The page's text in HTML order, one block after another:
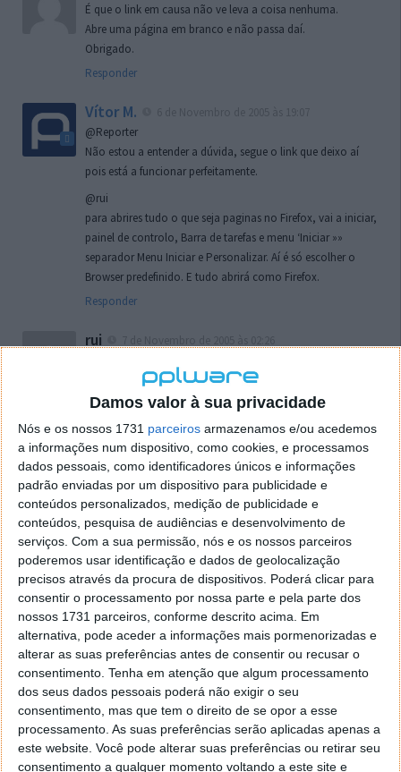
Damos valor à sua privacidade
Nós e os nossos 1731 parceiros armazenamos e/ou acedemos
a informações num dispositivo, como cookies, e processamos
dados pessoais, como identificadores únicos e informações
padrão enviadas por um dispositivo para publicidade e
conteúdos personalizados, medição de publicidade e
conteúdos, pesquisa de audiências e desenvolvimento de
serviços. Com a sua permissão, nós e os nossos parceiros
poderemos usar identificação e dados de geolocalização
precisos através da procura de dispositivos. Poderá clicar para
consentir o processamento por nossa parte e pela parte dos
nossos 1731 parceiros, conforme descrito acima. Em
alternativa, pode aceder a informações mais pormenorizadas e
alterar as suas preferências antes de consentir ou recusar o
consentimento. Tenha em atenção que algum processamento
dos seus dados pessoais poderá não exigir o seu
consentimento, mas que tem o direito de se opor a esse
processamento. As suas preferências serão aplicadas apenas a
este website. Você pode alterar suas preferências ou retirar seu
consentimento a qualquer momento voltando a este site e
É que o link em causa não ve leva a coisa nenhuma.
Abre uma página em branco e não passa daí.
Obrigado.
Responder
Vítor M.
@Reporter
Não estou a entender a dúvida, segue o link que deixo aí
pois está a funcionar perfeitamente.
@rui
para abrires tudo o que seja paginas no Firefox, vai a iniciar,
painel de controlo, Barra de tarefas e menu ‘Iniciar »»
separador Menu Iniciar e Personalizar. Aí é só escolher o
Browser predefinido. E tudo abrirá como Firefox.
Responder
rui
localizaçao referida n se encontra la nada k me permita por
o firefox como browser predefenido
Ja percorri o painel
tentei apagar o explorer na tentativa de forçar o uso do
firefox mas em vao. Kaso te lembres de outra dica fico
agradecido, caso contrario obrigado a mesma
Responder
Vítor M.
7 de Novembro de 2005 às 01:39
@Reporter
Desculpa mas o link funciona. Seja como for segue por mail
o MSn Messenger 8.
Responder
Vítor M.
@Rui
Tens de encontrar o que te falei. Faz da seguinte maneira,
janela iniciar e no topo dessa janela com o botão direito do
rato faz propriedades. Depois no separador Menu ‘Iniciar’
clica no botão ‘Personalizar’ aí encontrarás no separador